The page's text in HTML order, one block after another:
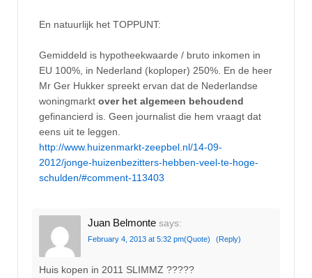
En natuurlijk het TOPPUNT:
Gemiddeld is hypotheekwaarde / bruto inkomen in
EU 100%, in Nederland (koploper) 250%. En de heer
Mr Ger Hukker spreekt ervan dat de Nederlandse
woningmarkt over het algemeen behoudend
gefinancierd is. Geen journalist die hem vraagt dat
eens uit te leggen.
http://www.huizenmarkt-zeepbel.nl/14-09-
2012/jonge-huizenbezitters-hebben-veel-te-hoge-
schulden/#comment-113403
Juan Belmonte says:
February 4, 2013 at 5:32 pm(Quote) (Reply)
Huis kopen in 2011 SLIMMZ ?????